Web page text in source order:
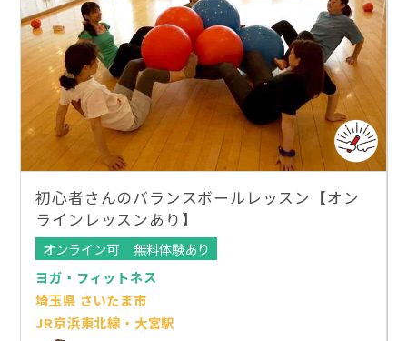
初心者さんのバランスボールレッスン【オン
ラインレッスンあり】
オンライン可
無料体験あり
ヨガ・フィットネス
埼玉県 さいたま市
JR京浜東北線・大宮駅